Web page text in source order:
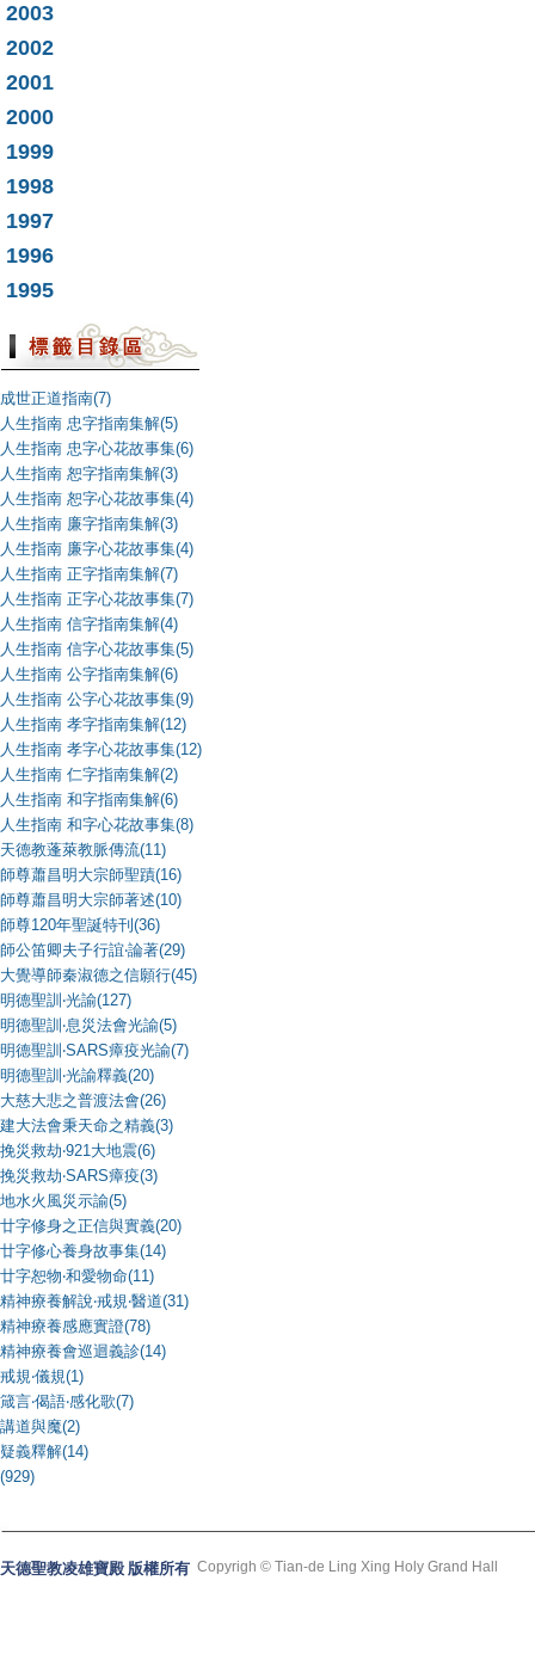
2003
2002
2001
2000
1999
1998
1997
1996
1995
成世正道指南(7)
人生指南 忠字指南集解(5)
人生指南 忠字心花故事集(6)
人生指南 恕字指南集解(3)
人生指南 恕字心花故事集(4)
人生指南 廉字指南集解(3)
人生指南 廉字心花故事集(4)
人生指南 正字指南集解(7)
人生指南 正字心花故事集(7)
人生指南 信字指南集解(4)
人生指南 信字心花故事集(5)
人生指南 公字指南集解(6)
人生指南 公字心花故事集(9)
人生指南 孝字指南集解(12)
人生指南 孝字心花故事集(12)
人生指南 仁字指南集解(2)
人生指南 和字指南集解(6)
人生指南 和字心花故事集(8)
天德教蓬萊教脈傳流(11)
師尊蕭昌明大宗師聖蹟(16)
師尊蕭昌明大宗師著述(10)
師尊120年聖誕特刊(36)
師公笛卿夫子行誼‧論著(29)
大覺導師秦淑德之信願行(45)
明德聖訓‧光諭(127)
明德聖訓‧息災法會光諭(5)
明德聖訓‧SARS瘴疫光諭(7)
明德聖訓‧光諭釋義(20)
大慈大悲之普渡法會(26)
建大法會秉天命之精義(3)
挽災救劫‧921大地震(6)
挽災救劫‧SARS瘴疫(3)
地水火風災示諭(5)
廿字修身之正信與實義(20)
廿字修心養身故事集(14)
廿字恕物‧和愛物命(11)
精神療養解說‧戒規‧醫道(31)
精神療養感應實證(78)
精神療養會巡迴義診(14)
戒規‧儀規(1)
箴言‧偈語‧感化歌(7)
講道與魔(2)
疑義釋解(14)
(929)
天德聖教凌雄寶殿 版權所有 Copyrigh © Tian-de Ling Xing Holy Grand Hall